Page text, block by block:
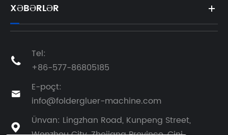
XƏBƏRLƏR

Tel:
+86-577-86805185

E-poçt:
info@foldergluer-machine.com

Ünvan: Lingzhan Road, Kunpeng Street,